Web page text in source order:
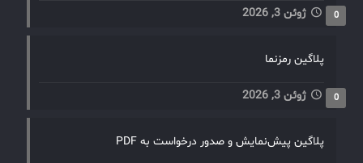
ژوئن 3, 2026 0
پلاگین رمزنما
ژوئن 3, 2026 0
پلاگین پیش‌نمایش و صدور درخواست به PDF